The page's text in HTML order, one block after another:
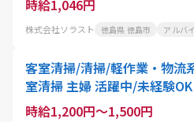
時給1,046円
株式会社ソラスト 徳島県 徳島市 アルバ
客室清掃/清掃/軽作業・物流
室清掃 主婦 活躍中/未経験OK
時給1,200円～1,500円